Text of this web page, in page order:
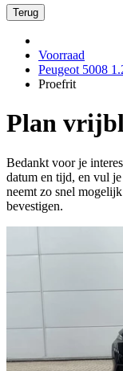
Terug
Voorraad
Peugeot 5008
Proefrit
Plan
Bedankt voor je
datum en tijd, en vul
neemt zo snel
bevestigen.